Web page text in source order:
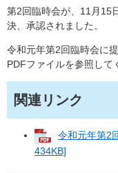
第2回臨時会が、11月15
決、承認されました。
令和元年第2回臨時会に
PDFファイルを参照して
関連リンク
令和元年第2
434KB]